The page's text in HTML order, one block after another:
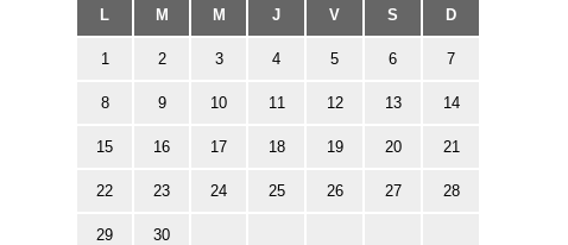
L M M J V S D
1 2 3 4 5 6 7
8 9 10 11 12 13 14
15 16 17 18 19 20 21
22 23 24 25 26 27 28
29 30